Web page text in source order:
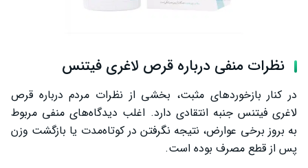
نظرات منفی درباره قرص لاغری فیتنس
در کنار بازخوردهای مثبت، بخشی از نظرات مردم درباره قرص
لاغری فیتنس جنبه انتقادی دارد. اغلب دیدگاه‌های منفی مربوط
به بروز برخی عوارض، نتیجه نگرفتن در کوتاه‌مدت یا بازگشت وزن
پس از قطع مصرف بوده است.